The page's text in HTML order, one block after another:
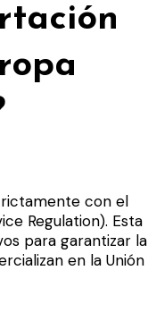
con el
Regulation). Esta
para garantizar la
en la Unión